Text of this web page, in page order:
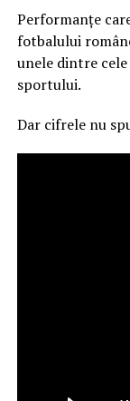
Performanțe
fotbalului
unele dintre
sportului.
Dar cifrele nu